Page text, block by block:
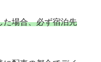
場合、必ず宿泊先